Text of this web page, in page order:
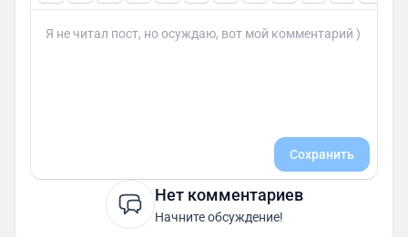
Сохранить
Нет комментариев
Начните обсуждение!